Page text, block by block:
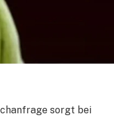
sorgt bei